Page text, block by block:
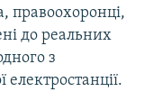
правоохоронці,
до реальних
з
електростанції.